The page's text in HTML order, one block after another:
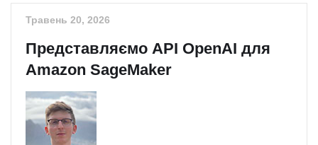
Травень 20, 2026
Представляємо API OpenAI для
Amazon SageMaker